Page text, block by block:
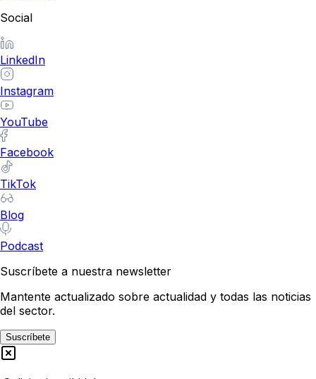
Social
LinkedIn
Instagram
YouTube
Facebook
TikTok
Blog
Podcast
Suscríbete a nuestra newsletter
Mantente actualizado sobre actualidad y todas las noticias
del sector.
Suscríbete